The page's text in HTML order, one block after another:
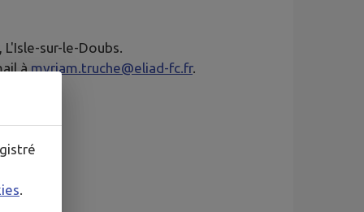
sur-le-Doubs.
à myriam.truche@eliad-fc.fr.